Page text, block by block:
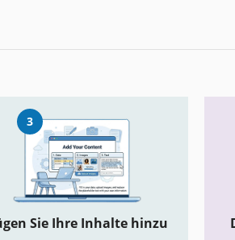
3
Sie Ihre Inhalte hinzu